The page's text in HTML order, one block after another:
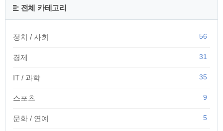
전체 카테고리
정치 / 사회 56
경제 31
IT / 과학 35
스포츠 9
문화 / 연예 5